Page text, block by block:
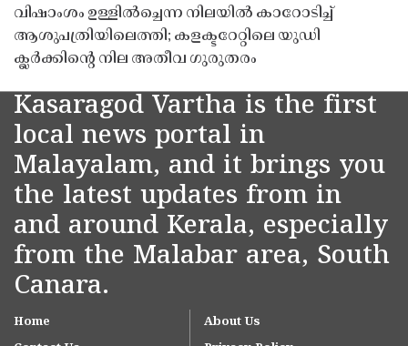
വിഷാംശം ഉള്ളിൽച്ചെന്ന നിലയിൽ കാറോടിച്ച്
ആശുപത്രിയിലെത്തി; കളക്ടറേറ്റിലെ യുഡി
ക്ലർക്കിൻ്റെ നില അതീവ ഗുരുതരം
Kasaragod Vartha is the first
local news portal in
Malayalam, and it brings you
the latest updates from in
and around Kerala, especially
from the Malabar area, South
Canara.
Home
About Us